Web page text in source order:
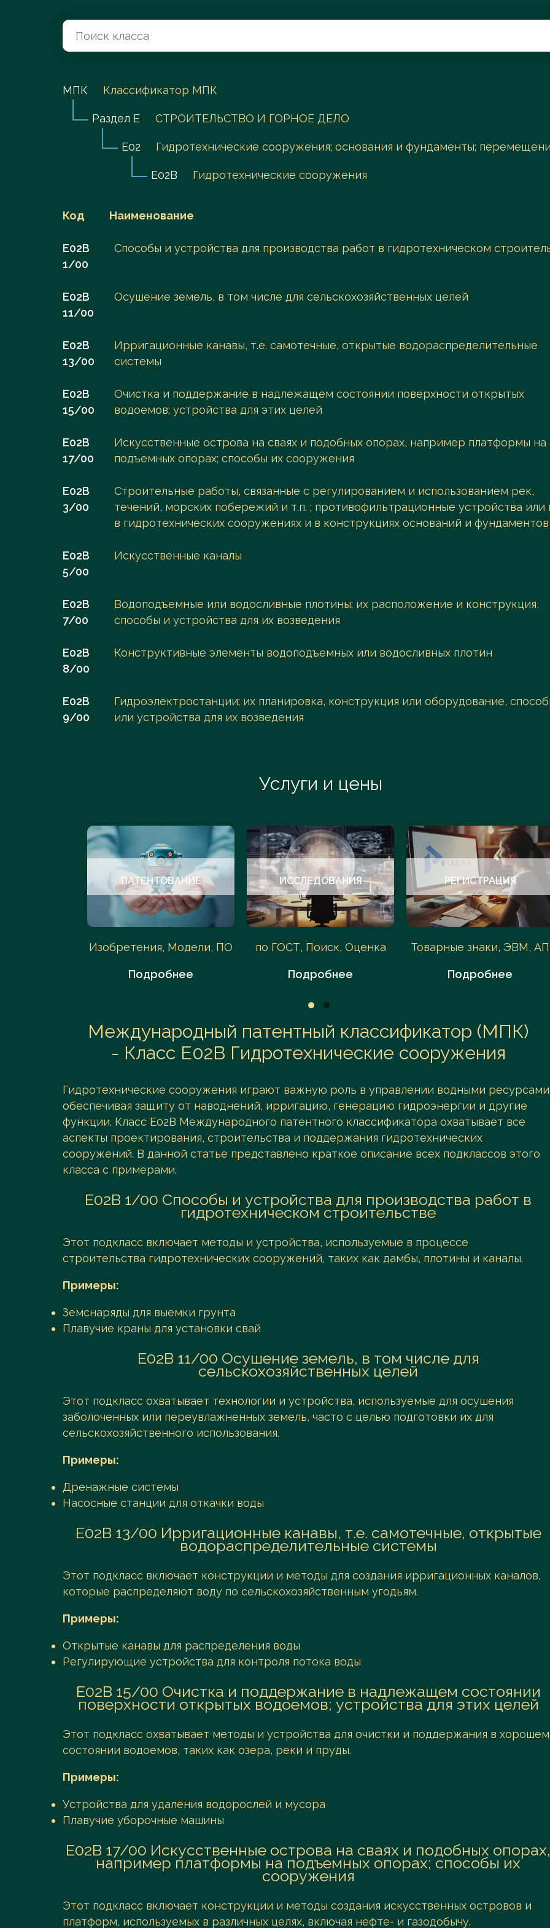
Перейти в каталог
МПК Классификатор МПК
Раздел E СТРОИТЕЛЬСТВО И ГОРНОЕ ДЕЛО
E02 Гидротехнические сооружения; основания и фундаменты;
E02B Гидротехнические сооружения
Код Наименование
E02B
1/00
Способы и устройства для производства работ в гидротехническом
E02B
11/00
Осушение земель, в том числе для сельскохозяйственных целей
E02B
13/00
Ирригационные канавы, т.е. самотечные, открытые водораспределительные
системы
E02B
15/00
Очистка и поддержание в надлежащем состоянии поверхности открытых
водоемов; устройства для этих целей
E02B
17/00
Искусственные острова на сваях и подобных опорах, например платформы на
подъемных опорах; способы их сооружения
E02B
3/00
Строительные работы, связанные с регулированием и использованием рек,
течений, морских побережий и т.п. ; противофильтрационные устройства или
в гидротехнических сооружениях и в конструкциях оснований и фундаментов
E02B
5/00
Искусственные каналы
E02B
7/00
Водоподъемные или водосливные плотины; их расположение и конструкция,
способы и устройства для их возведения
E02B
8/00
Конструктивные элементы водоподъемных или водосливных плотин
E02B
9/00
Гидроэлектростанции; их планировка, конструкция или оборудование,
или устройства для их возведения
Услуги и цены
ПАТЕНТОВАНИЕ
Изобретения, Модели, ПО
Подробнее
ИССЛЕДОВАНИЯ
по ГОСТ, Поиск, Оценка
Подробнее
РЕГИСТРАЦИЯ
Товарные знаки, ЭВМ, АП
Подробнее
Международный патентный классификатор (МПК)
- Класс E02B Гидротехнические сооружения
Гидротехнические сооружения играют важную роль в управлении водными
обеспечивая защиту от наводнений, ирригацию, генерацию гидроэнергии и другие
функции. Класс E02B Международного патентного классификатора охватывает все
аспекты проектирования, строительства и поддержания гидротехнических
сооружений. В данной статье представлено краткое описание всех подклассов этого
класса с примерами.
E02B 1/00 Способы и устройства для производства работ в
гидротехническом строительстве
Этот подкласс включает методы и устройства, используемые в процессе
строительства гидротехнических сооружений, таких как дамбы, плотины и каналы.
Примеры:
Земснаряды для выемки грунта
Плавучие краны для установки свай
E02B 11/00 Осушение земель, в том числе для
сельскохозяйственных целей
Этот подкласс охватывает технологии и устройства, используемые для осушения
заболоченных или переувлажненных земель, часто с целью подготовки их для
сельскохозяйственного использования.
Примеры:
Дренажные системы
Насосные станции для откачки воды
E02B 13/00 Ирригационные канавы, т.е. самотечные, открытые
водораспределительные системы
Этот подкласс включает конструкции и методы для создания ирригационных каналов,
которые распределяют воду по сельскохозяйственным угодьям.
Примеры:
Открытые канавы для распределения воды
Регулирующие устройства для контроля потока воды
E02B 15/00 Очистка и поддержание в надлежащем состоянии
поверхности открытых водоемов; устройства для этих целей
Этот подкласс охватывает методы и устройства для очистки и поддержания в хорошем
состоянии водоемов, таких как озера, реки и пруды.
Примеры:
Устройства для удаления водорослей и мусора
Плавучие уборочные машины
E02B 17/00 Искусственные острова на сваях и подобных опорах,
например платформы на подъемных опорах; способы их
сооружения
Этот подкласс включает конструкции и методы создания искусственных островов и
платформ, используемых в различных целях, включая нефте- и газодобычу.